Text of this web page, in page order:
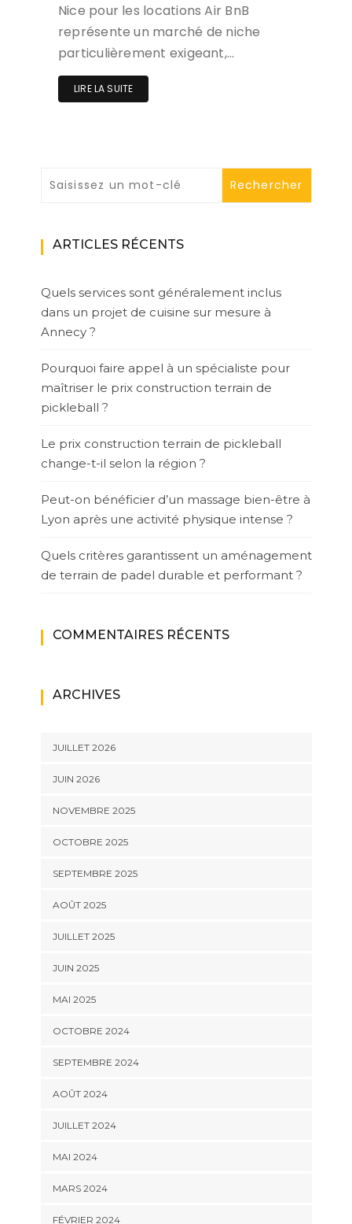
Nice pour les locations Air BnB
représente un marché de niche
particulièrement exigeant,…
LIRE LA SUITE
ARTICLES RÉCENTS
Quels services sont généralement inclus
dans un projet de cuisine sur mesure à
Annecy ?
Pourquoi faire appel à un spécialiste pour
maîtriser le prix construction terrain de
pickleball ?
Le prix construction terrain de pickleball
change-t-il selon la région ?
Peut-on bénéficier d’un massage bien-être à
Lyon après une activité physique intense ?
Quels critères garantissent un aménagement
de terrain de padel durable et performant ?
COMMENTAIRES RÉCENTS
ARCHIVES
JUILLET 2026
JUIN 2026
NOVEMBRE 2025
OCTOBRE 2025
SEPTEMBRE 2025
AOÛT 2025
JUILLET 2025
JUIN 2025
MAI 2025
OCTOBRE 2024
SEPTEMBRE 2024
AOÛT 2024
JUILLET 2024
MAI 2024
MARS 2024
FÉVRIER 2024